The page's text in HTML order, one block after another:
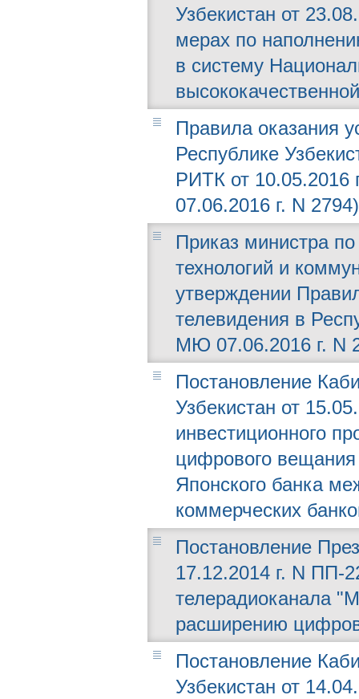
Узбекистан от
мерах по
в систему
Правила оказания
Республике
РИТК от 10.05.2016
07.06.2016 г. N 2794)
Приказ министра
технологий и
утверждении
телевидения в
МЮ 07.06.2016 г. N
Постановление
Узбекистан от
инвестиционного
цифрового вещания
Японского банка
коммерческих
Постановление
17.12.2014 г. N ПП-
телерадиоканала
расширению
Постановление
Узбекистан от